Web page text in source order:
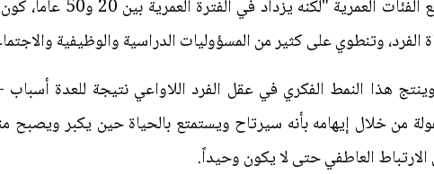
وقد يوجد هذا النمط الفكري
وتنطوي على كثير من المسؤوليات الدراسية والوظيفية
هذا النمط الفكري في عقل الفرد اللاواعي نتيجة للعدة أسباب -
من خلال إيهامه بأنه سيرتاح ويستمتع بالحياة حين يكبر ويصبح
الارتباط العاطفي حتى لا يكون وحيداً.